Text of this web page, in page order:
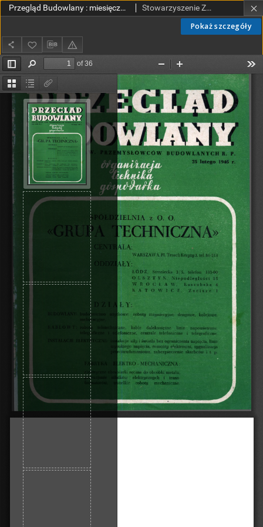
Pokaż szczegóły
Przegląd Budowlany : miesięcznik poświęcony sprawom budownictwa : organ Stowarzyszenia Zawodowego Przemysłowców Budowlanych R. P. R. XVIII nr 2 (1946) Stowarzyszenie Zawodowe Przemysłowców Budowlanych Rzeczypospolitej Polskiej.